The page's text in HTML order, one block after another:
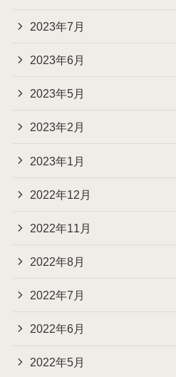
2023年7月
2023年6月
2023年5月
2023年2月
2023年1月
2022年12月
2022年11月
2022年8月
2022年7月
2022年6月
2022年5月